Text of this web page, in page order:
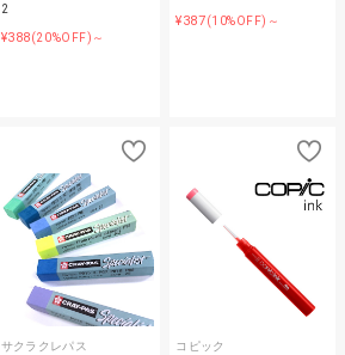
2
¥388(20%OFF)～
¥387(10%OFF)～
サクラクレパス
コピック